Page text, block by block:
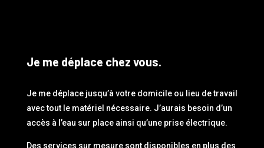
Je me déplace chez vous.
Je me déplace jusqu’à votre domicile ou lieu de travail
avec tout le matériel nécessaire. J’aurais besoin d’un
accès à l’eau sur place ainsi qu’une prise électrique.
Des services sur mesure sont disponibles en plus des